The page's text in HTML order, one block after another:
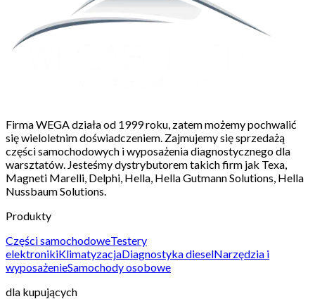
Firma WEGA działa od 1999 roku, zatem możemy pochwalić
się wieloletnim doświadczeniem. Zajmujemy się sprzedażą
części samochodowych i wyposażenia diagnostycznego dla
warsztatów. Jesteśmy dystrybutorem takich firm jak Texa,
Magneti Marelli, Delphi, Hella, Hella Gutmann Solutions, Hella
Nussbaum Solutions.
Produkty
Części samochodoweTestery
elektronikiKlimatyzacjaDiagnostyka dieselNarzędzia i
wyposażenieSamochody osobowe
dla kupujących